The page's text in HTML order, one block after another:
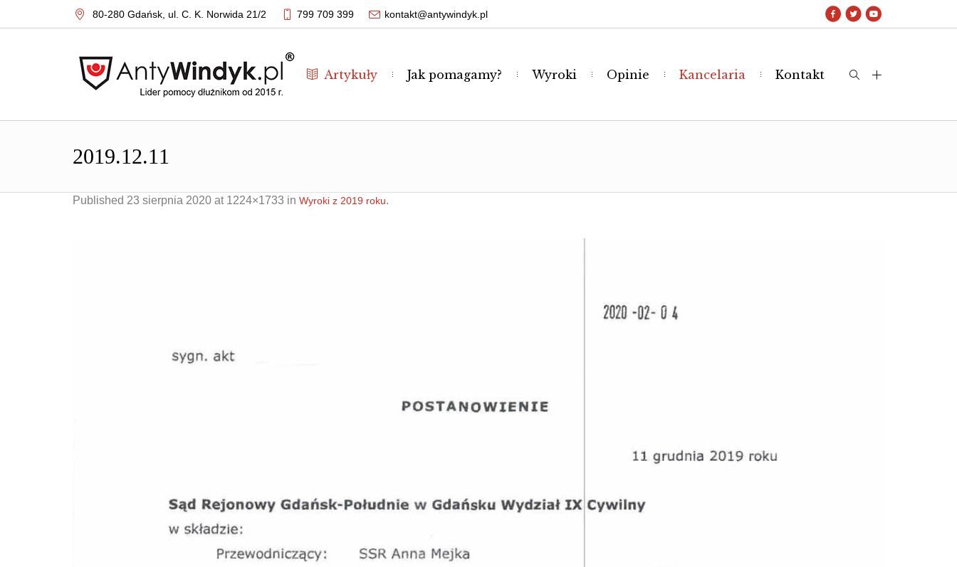
Reprezentacja procesowa
80-280 Gdańsk, ul. C. K. Norwida 21/2 799 709 399 kontakt@antywindyk.pl
Artykuły Jak pomagamy? Wyroki Opinie Kancelaria Kontakt
2019.12.11
Published 23 sierpnia 2020 at 1224×1733 in Wyroki z 2019 roku.